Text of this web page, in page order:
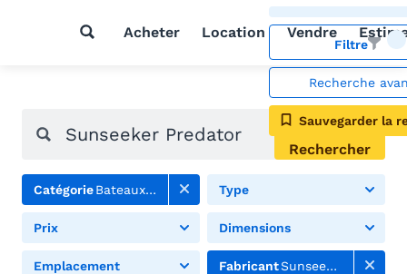
Acheter Location Vendre
Filtre
Recherche
Sauvegarder la
Rechercher
CatégorieBateaux à moteur Type
Prix Dimensions
Emplacement FabricantSunseeker